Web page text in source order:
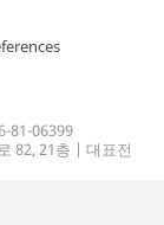
81-06399
82, 21층 | 대표전